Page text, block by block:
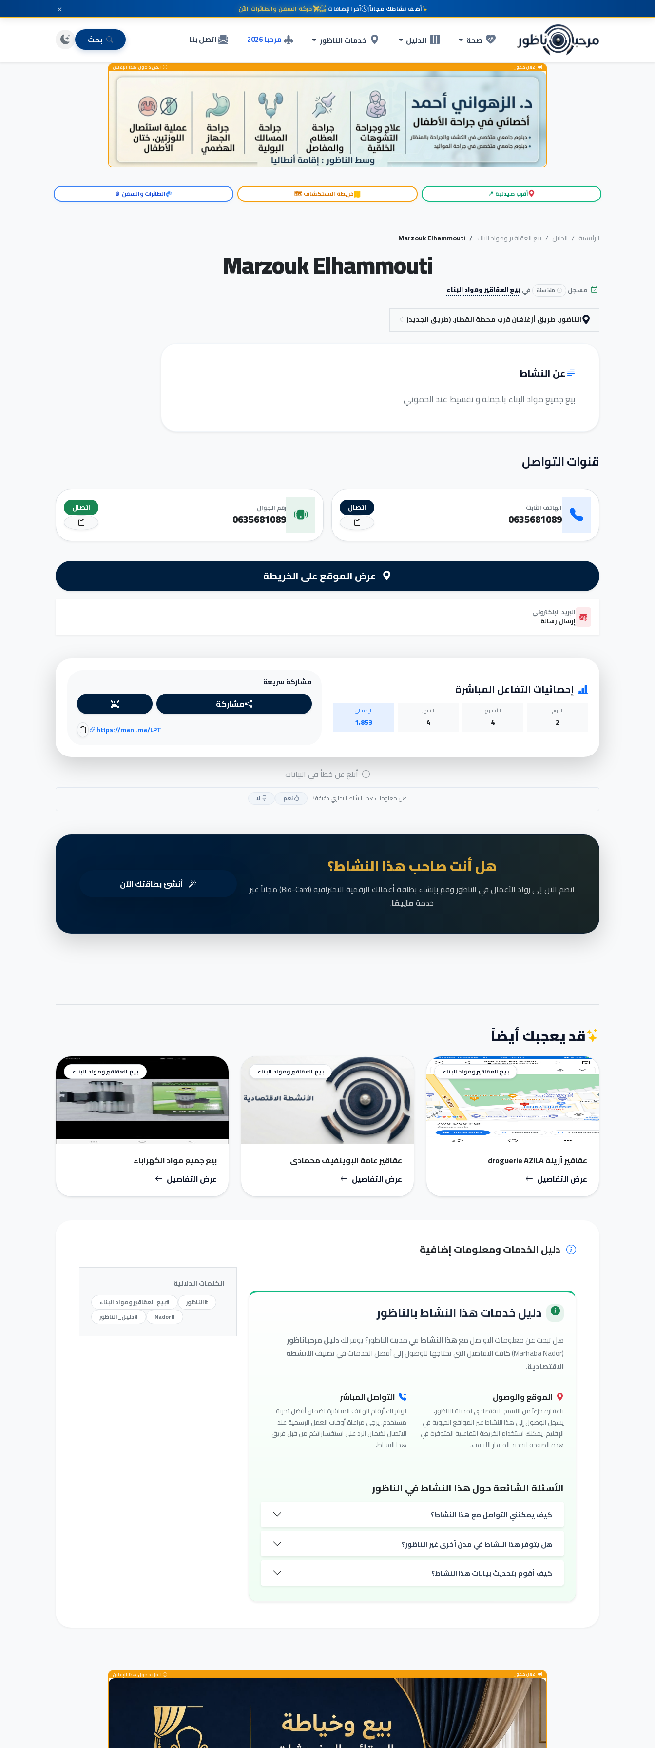
أضف نشاطك مجاناً| آخر الإضافات| حركة السفن والطائرات الآن ×
صحة الدليل خدمات الناظور مرحبا 2026 اتصل بنا بحث
إعلان ممول المزيد حول هذا الإعلان
أقرب صيدلية 📍 خريطة الاستكشاف 🗺️ الطائرات والسفن 📡
الرئيسية الدليل بيع العقاقير ومواد البناء Marzouk Elhammouti
Marzouk Elhammouti
مسجل منذ سنة فيبيع العقاقير ومواد البناء
الناضور. طريق أزغنغان قرب محطة القطار. (طريق الجديد)
عن النشاط
بيع جميع مواد البناء بالجملة و تقسيط عند الحموتي
قنوات التواصل
الهاتف الثابت
0635681089
اتصال رقم الجوال
0635681089
اتصال
عرض الموقع على الخريطة
البريد الإلكتروني
إرسال رسالة
إحصائيات التفاعل المباشرة
اليوم
2
الأسبوع
4
الشهر
4
الإجمالي
1,853
مشاركة سريعة
مشاركة
https://mani.ma/LPT
أبلغ عن خطأ في البيانات
هل معلومات هذا النشاط التجاري دقيقة؟ نعم لا
هل أنت صاحب هذا النشاط؟
انضم الآن إلى رواد الأعمال في الناظور وقم بإنشاء بطاقة أعمالك الرقمية الاحترافية (Bio-Card) مجاناً عبر
خدمةمَانِيمَّا.
أنشئ بطاقتك الآن
قد يعجبك أيضاً
بيع العقاقير ومواد البناء
عقاقير أزيلة droguerie AZILA
عرض التفاصيل
بيع العقاقير ومواد البناء
عقاقير عامة البوينفيف محمادي
عرض التفاصيل
بيع العقاقير ومواد البناء
بيع جميع مواد الكهراباء
عرض التفاصيل
دليل الخدمات ومعلومات إضافية
دليل خدمات هذا النشاط بالناظور
هل تبحث عن معلومات التواصل معهذا النشاطفي مدينة الناظور؟ يوفر لكدليل مرحباناظور
(Marhaba Nador) كافة التفاصيل التي تحتاجها للوصول إلى أفضل الخدمات في تصنيف
الأنشطة
الاقتصادية.
الموقع والوصول
باعتباره جزءاً من النسيج الاقتصادي لمدينة الناظور،
يسهل الوصول إلى هذا النشاط عبر المواقع الحيوية في
الإقليم. يمكنك استخدام الخريطة التفاعلية المتوفرة في
هذه الصفحة لتحديد المسار الأنسب.
التواصل المباشر
نوفر لك أرقام الهاتف المباشرة لضمان أفضل تجربة
مستخدم. يرجى مراعاة أوقات العمل الرسمية عند
الاتصال لضمان الرد على استفساراتكم من قبل فريق
هذا النشاط.
الأسئلة الشائعة حول هذا النشاط في الناظور
كيف يمكنني التواصل مع هذا النشاط؟
هل يتوفر هذا النشاط في مدن أخرى غير الناظور؟
كيف أقوم بتحديث بيانات هذا النشاط؟
الكلمات الدلالية
#الناظور
#بيع العقاقير ومواد البناء
#Nador
#دليل_الناظور
إعلان ممول المزيد حول هذا الإعلان